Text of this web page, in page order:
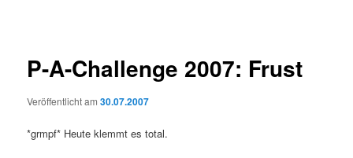
P-A-Challenge 2007: Frust
Veröffentlicht am30.07.2007
*grmpf* Heute klemmt es total.